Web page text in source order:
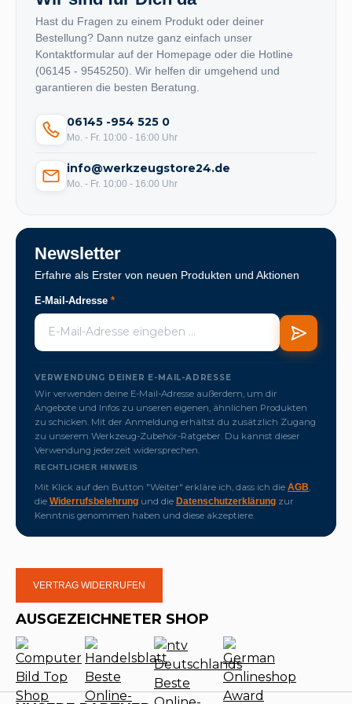
Hast du Fragen zu einem Produkt oder deiner
Bestellung? Dann nutze ganz einfach unser
Kontaktformular auf der Homepage oder die Hotline
(06145 - 9545250). Wir helfen dir umgehend und
garantieren die besten Beratung.
06145 -954 525 0
Mo. - Fr. 10:00 - 16:00 Uhr
info@werkzeugstore24.de
Mo. - Fr. 10:00 - 16:00 Uhr
Newsletter
Erfahre als Erster von neuen Produkten und Aktionen
E-Mail-Adresse *
VERWENDUNG DEINER E-MAIL-ADRESSE
Wir verwenden deine E-Mail-Adresse außerdem, um dir
Angebote und Infos zu unseren eigenen, ähnlichen Produkten
zu schicken. Mit der Anmeldung erhältst du zusätzlich Zugang
zu unserem Werkzeug-Zubehör-Ratgeber. Du kannst dieser
Verwendung jederzeit widersprechen.
RECHTLICHER HINWEIS
Mit Klick auf den Button "Weiter" erkläre ich, dass ich die AGB
die Widerrufsbelehrung und die Datenschutzerklärung zur
Kenntnis genommen haben und diese akzeptiere.
VERTRAG WIDERRUFEN
AUSGEZEICHNETER SHOP